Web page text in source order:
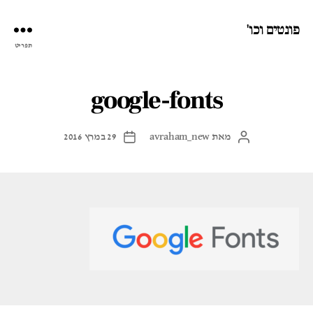
פונטים וכו'
תפריט
google-fonts
המחבר
מאת avraham_new
תאריך
29 במרץ 2016